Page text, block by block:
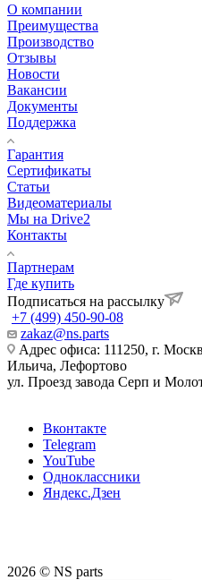
О компании
Преимущества
Производство
Отзывы
Новости
Вакансии
Документы
Поддержка
Гарантия
Сертификаты
Статьи
Видеоматериалы
Мы на Drive2
Контакты
Партнерам
Где купить
Подписаться на рассылку
+7 (499) 450-90-08
zakaz@ns.parts
Адрес офиса: 111250, г.
Ильича, Лефортово
ул. Проезд завода Серп и
Вконтакте
Telegram
YouTube
Одноклассники
Яндекс.Дзен
2026 © NS parts